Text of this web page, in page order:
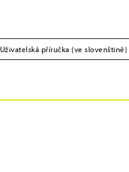
Uživatelská příručka (ve slovenštině)